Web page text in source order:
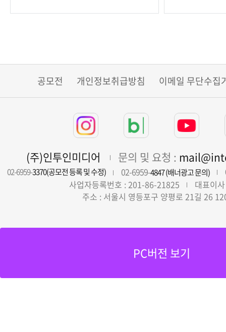
공모전 개인정보취급방침 이메일 무단수집
(주)인투인미디어 문의 및 요청 :
02-6959-3370(공모전 등록 및 수정) 02-6959-4847 (배너광고 문의)
사업자등록번호 : 201-86-21825
대표이
주소 : 서울시 영등포구 양평로 21길 26
PC버전 보기